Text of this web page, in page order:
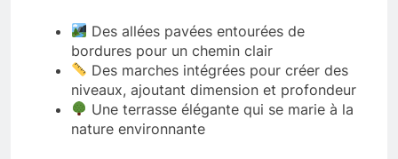
Des allées pavées entourées de
bordures pour un chemin clair
Des marches intégrées pour créer des
niveaux, ajoutant dimension et profondeur
Une terrasse élégante qui se marie à la
nature environnante